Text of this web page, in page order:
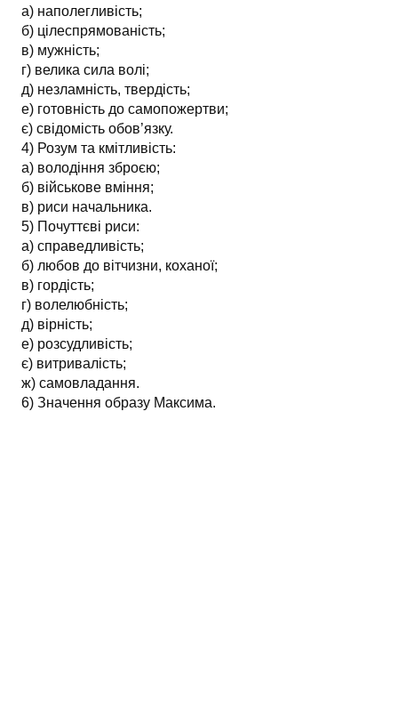
а) наполегливість;
б) цілеспрямованість;
в) мужність;
г) велика сила волі;
д) незламність, твердість;
е) готовність до самопожертви;
є) свідомість обов’язку.
4) Розум та кмітливість:
а) володіння зброєю;
б) військове вміння;
в) риси начальника.
5) Почуттєві риси:
а) справедливість;
б) любов до вітчизни, коханої;
в) гордість;
г) волелюбність;
д) вірність;
е) розсудливість;
є) витривалість;
ж) самовладання.
6) Значення образу Максима.